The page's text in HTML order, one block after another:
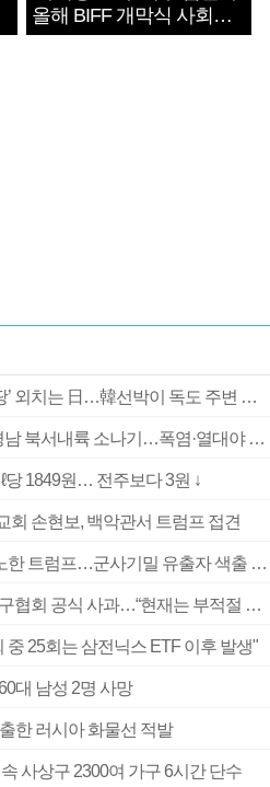
올해 BIFF 개막식 사회자
확정
[속보] 여전히 ‘독도는 우리땅’ 외치는 日…韓선박이 독도 주변 해양조사 활동하자 반발
부산 울산 경남 구름 많고 경남 북서내륙 소나기…폭염·열대야 계속
당 1849원… 전주보다 3원 ↓
회 손현보, 백악관서 트럼프 접견
‘탄약 부족 사태’ 보도에 격노한 트럼프…군사기밀 유출자 색출 지시
[속보] ‘심판 성접대’ 논란 축구협회 공식 사과…“현재는 부적절 행위 없어”
25회는 삼전닉스 ETF 이후 발생"
대 남성 2명 사망
한 러시아 화물선 적발
사상구 2300여 가구 6시간 단수